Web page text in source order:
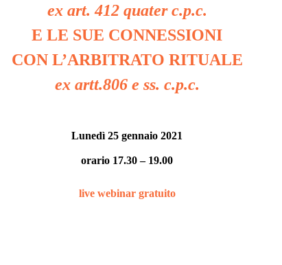
ex art. 412 quater c.p.c.
E LE SUE CONNESSIONI
CON L’ARBITRATO RITUALE
ex artt.806 e ss. c.p.c.
Lunedì 25 gennaio 2021
orario 17.30 – 19.00
live webinar gratuito